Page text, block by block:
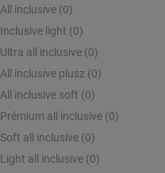
All inclusive (0)
Inclusive light (0)
Ultra all inclusive (0)
All inclusive plusz (0)
All inclusive soft (0)
Prémium all inclusive (0)
Soft all inclusive (0)
Light all inclusive (0)